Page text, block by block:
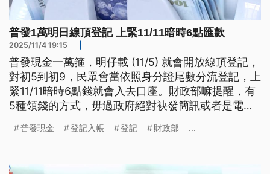
普發1萬明日線頂登記 上緊11/11暗時6點匯款
2025/11/4 19:15
普發現金一萬箍，明仔載 (11/5) 就會開放線頂登記，
對初5到初9，民眾會當依照身分證尾數分流登記，上
緊11/11暗時6點錢就會入去口座。財政部嘛提醒，有
5種領錢的方式，毋過政府絕對袂發簡訊或者是電子
語文）
普發現金 登記入帳 登記 財政部 ...